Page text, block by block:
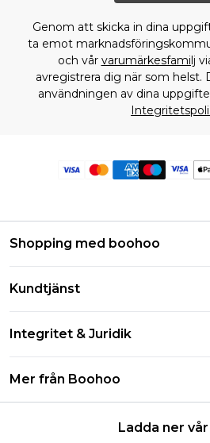
Genom att skicka in dina
ta emot
och vår varumärkesfamilj
avregistrera dig när som helst.
användningen av dina
Shopping med boohoo
Studentrabatt - UNiDAYS
Boohoo-appen
Storleksguide
Kundtjänst
Leveransinformation
Returnerar information
Integritet & Juridik
Integritetspolicy
Mer från Boohoo
Ladda ner